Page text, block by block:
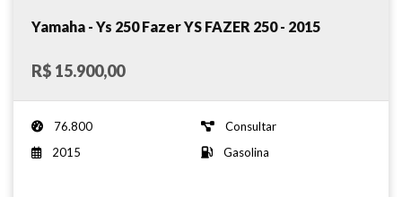
Yamaha - Ys 250 Fazer YS FAZER 250 - 2015
R$ 15.900,00
76.800
Consultar
2015
Gasolina